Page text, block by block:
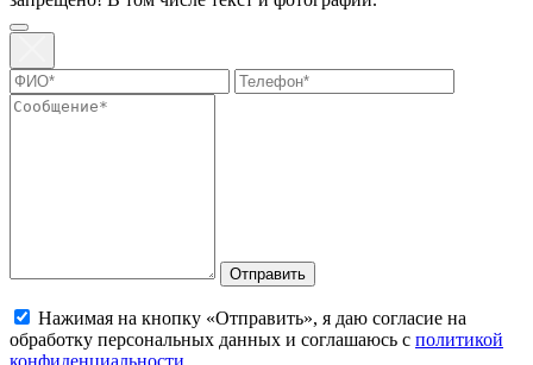
Отправить
Нажимая на кнопку «Отправить», я даю согласие на
обработку персональных данных и соглашаюсь с политикой
конфиденциальности